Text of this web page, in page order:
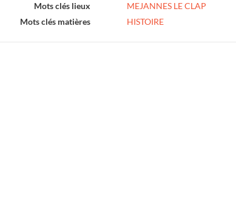
Mots clés lieux
MEJANNES LE CLAP
Mots clés matières
HISTOIRE